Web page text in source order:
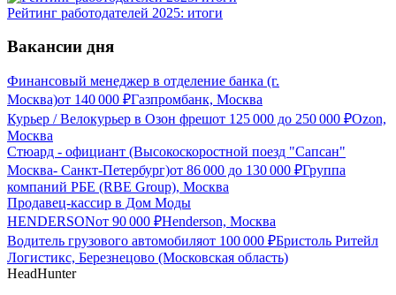
Рейтинг работодателей 2025: итоги
Вакансии дня
Финансовый менеджер в отделение банка (г.
Москва)от 140 000 ₽Газпромбанк, Москва
Курьер / Велокурьер в Озон фрешот 125 000 до 250 000 ₽Ozon,
Москва
Стюард - официант (Высокоскоростной поезд "Сапсан"
Москва- Санкт-Петербург)от 86 000 до 130 000 ₽Группа
компаний РБЕ (RBE Group), Москва
Продавец-кассир в Дом Моды
HENDERSONот 90 000 ₽Henderson, Москва
Водитель грузового автомобиляот 100 000 ₽Бристоль Ритейл
Логистикс, Березнецово (Московская область)
HeadHunter